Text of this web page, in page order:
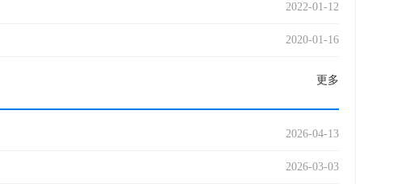
2022-01-12
2020-01-16
更多
2026-04-13
2026-03-03